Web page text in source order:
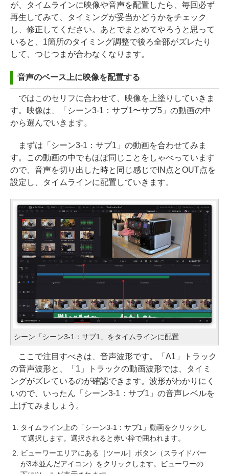
が、タイムラインに映像や音声を配置したら、毎回必ず
再生してみて、タイミングが妥当かどうかをチェック
し、修正してください。あとでまとめてやろうと思って
いると、1箇所のタイミング調整で後ろ全部がズレたり
して、つじつまが合わなくなります。
音声のベース上に映像を配置する
ではこのセリフに合わせて、映像を上塗りしていきま
す。映像は、「シーン3-1：サブ1〜サブ5」の動画の中
から選んでいきます。
まずは「シーン3-1：サブ1」の動画を合わせてみま
す。この動画の中でもほぼ同じことをしゃべっています
ので、音声を切り出した時と同じ感じでIN点とOUT点を
設定し、タイムラインに配置していきます。
シーン「シーン3-1：サブ1」をタイムラインに配置
ここで注目すべきは、音声波形です。「A1」トラック
の音声波形と、「1」トラックの動画波形では、タイミ
ングがズレているのが確認できます。波形がわかりにく
いので、いったん「シーン3-1：サブ1」の音声レベルを
上げてみましょう。
タイムライン上の「シーン3-1：サブ1」動画をクリックし
て選択します。選択されると赤い枠で囲われます。
ビューワーエリアにある［ツール］ボタン（スライドバー
が3本並んだアイコン）をクリックします。ビューワーの